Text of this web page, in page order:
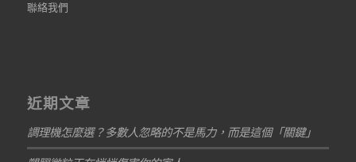
聯絡我們
近期文章
調理機怎麼選？多數人忽略的不是馬力，而是這個「關鍵」